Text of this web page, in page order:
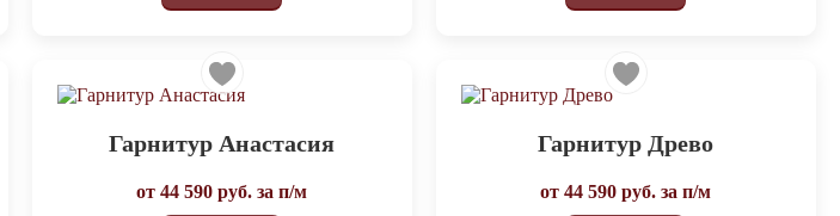
Гарнитур Анастасия
от44 590 руб. за п/м
Гарнитур Древо
от44 590 руб. за п/м